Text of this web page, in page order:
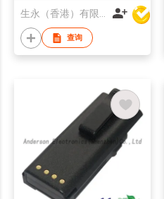
生永（香港）有限公司
查询